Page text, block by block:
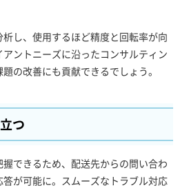
し、使用するほど精度と回転率が向
アントニーズに沿ったコンサルティン
の改善にも貢献できるでしょう。
つ
できるため、配送先からの問い合わ
が可能に。スムーズなトラブル対応